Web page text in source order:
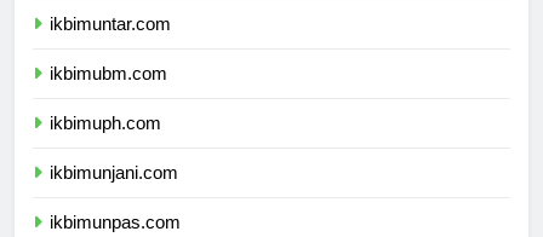
ikbimuntar.com
ikbimubm.com
ikbimuph.com
ikbimunjani.com
ikbimunpas.com